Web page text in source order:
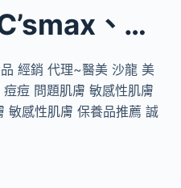
、…
經銷 代理~醫美 沙龍 美
痘 問題肌膚 敏感性肌膚
敏感性肌膚 保養品推薦 誠